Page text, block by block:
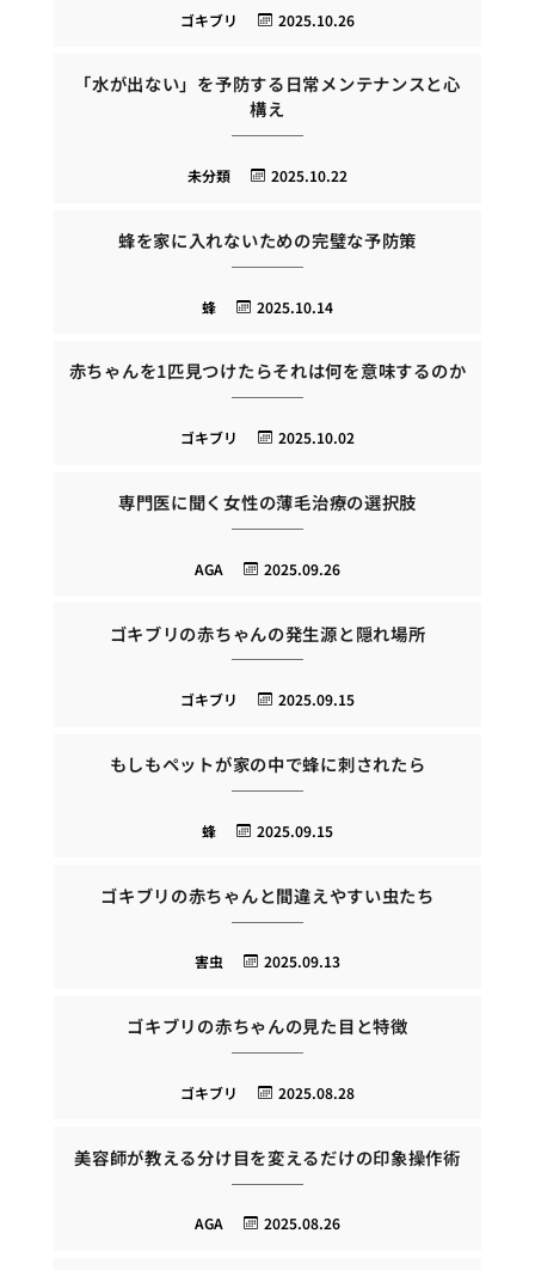
2025.10.26
ゴキブリ
「水が出ない」を予防する日常メンテナンスと心
構え
2025.10.22
未分類
蜂を家に入れないための完璧な予防策
2025.10.14
蜂
赤ちゃんを1匹見つけたらそれは何を意味するのか
2025.10.02
ゴキブリ
専門医に聞く女性の薄毛治療の選択肢
2025.09.26
AGA
ゴキブリの赤ちゃんの発生源と隠れ場所
2025.09.15
ゴキブリ
もしもペットが家の中で蜂に刺されたら
2025.09.15
蜂
ゴキブリの赤ちゃんと間違えやすい虫たち
2025.09.13
害虫
ゴキブリの赤ちゃんの見た目と特徴
2025.08.28
ゴキブリ
美容師が教える分け目を変えるだけの印象操作術
2025.08.26
AGA